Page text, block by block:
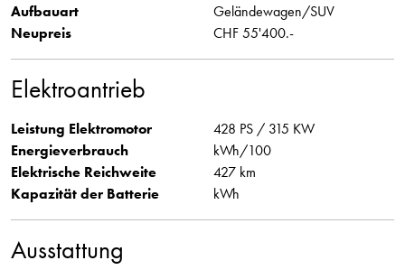
Aufbauart
Geländewagen/SUV
Neupreis
CHF 55'400.-
Elektroantrieb
Leistung Elektromotor
428 PS / 315 KW
Energieverbrauch
kWh/100
Elektrische Reichweite
427 km
Kapazität der Batterie
kWh
Ausstattung